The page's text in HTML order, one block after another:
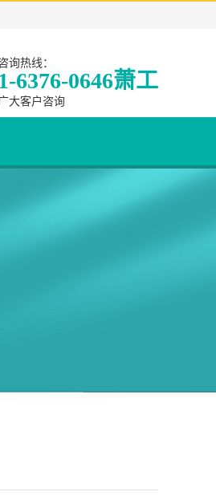
询热线：
6376-0646萧工
大客户咨询